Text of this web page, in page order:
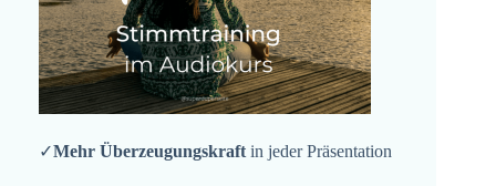
✓Mehr Überzeugungskraft in jeder Präsentation